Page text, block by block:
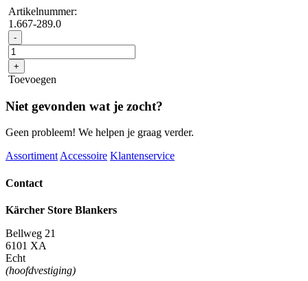
Artikelnummer:
1.667-289.0
- NT
75/2
Tact²
Me
Tc
+
Toevoegen
Niet gevonden wat je zocht?
Geen probleem! We helpen je graag verder.
AssortimentAccessoire Klantenservice
Contact
Kärcher Store Blankers
Bellweg 21
6101 XA
Echt
(hoofdvestiging)